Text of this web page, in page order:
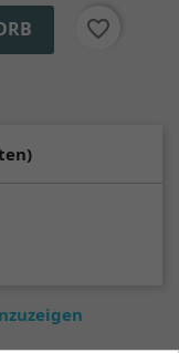
favorite_border